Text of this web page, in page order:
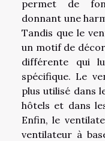
permet de
donnant une
Tandis que le
un motif de
différente qui
spécifique. Le
plus utilisé dans
hôtels et dans
Enfin, le
ventilateur à